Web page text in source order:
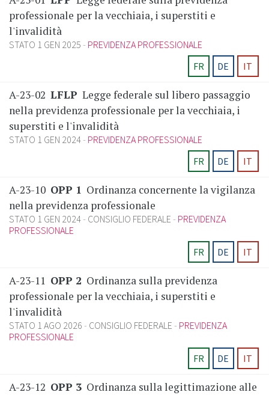
professionale per la vecchiaia, i superstiti e
l'invalidità
STATO 1 GEN 2025
PREVIDENZA PROFESSIONALE
FR
DE IT
A-23-02 LFLP Legge federale sul libero passaggio
nella previdenza professionale per la vecchiaia, i
superstiti e l'invalidità
STATO 1 GEN 2024 PREVIDENZA PROFESSIONALE
FR
DE IT
A-23-10 OPP 1 Ordinanza concernente la vigilanza
nella previdenza professionale
STATO 1 GEN 2024 CONSIGLIO FEDERALE
PREVIDENZA
PROFESSIONALE
FR
DE IT
A-23-11 OPP 2 Ordinanza sulla previdenza
professionale per la vecchiaia, i superstiti e
l'invalidità
STATO 1 AGO 2026 CONSIGLIO FEDERALE
PREVIDENZA
PROFESSIONALE
FR
DE IT
A-23-12 OPP 3 Ordinanza sulla legittimazione alle